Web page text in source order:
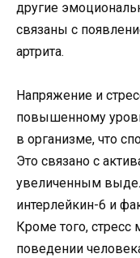
другие
связаны с
артрита.
Напряжение и
повышенному
в организме, что
Это связано с
увеличенным
интерлейкин-6 и
Кроме того,
поведении